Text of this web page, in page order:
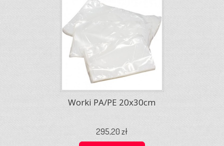
Worki PA/PE 20x30cm
295,20 zł